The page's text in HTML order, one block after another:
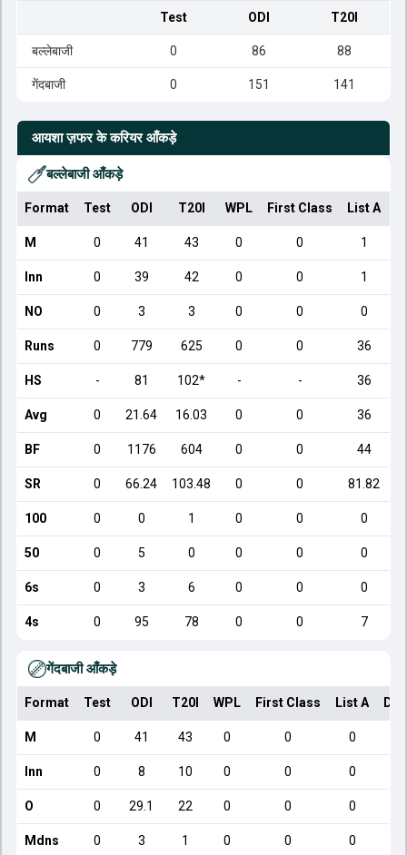
Test ODI T20I
बल्लेबाजी 0 86 88
गेंदबाजी 0 151 141
आयशा ज़फरके करियर आँकड़े
बल्लेबाजी आँकड़े
Format Test ODI T20I WPL First Class List A
M 0 41 43 0 0 1
Inn 0 39 42 0 0 1
NO 0 3 3 0 0 0
Runs 0 779 625 0 0 36
HS - 81 102* - - 36
Avg 0 21.64 16.03 0 0 36
BF 0 1176 604 0 0 44
SR 0 66.24 103.48 0 0 81.82
100 0 0 1 0 0 0
50 0 5 0 0 0 0
6s 0 3 6 0 0 0
4s 0 95 78 0 0 7
गेंदबाजी आँकड़े
Format Test ODI T20I WPL First Class List A
M 0 41 43 0 0 0
Inn 0 8 10 0 0 0
O 0 29.1 22 0 0 0
Mdns 0 3 1 0 0 0